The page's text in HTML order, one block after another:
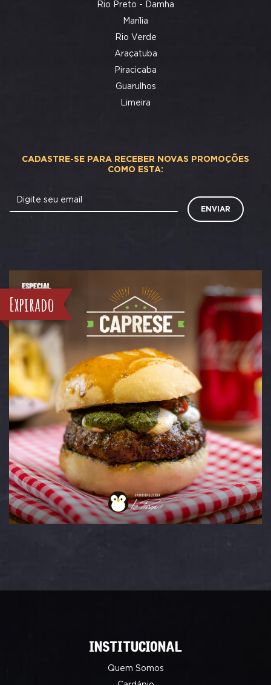
Rio Preto - Damha
Marília
Rio Verde
Araçatuba
Piracicaba
Guarulhos
Limeira
CADASTRE-SE PARA RECEBER NOVAS PROMOÇÕES
COMO ESTA:
Digite seu email
ENVIAR
Expirado
INSTITUCIONAL
Quem Somos